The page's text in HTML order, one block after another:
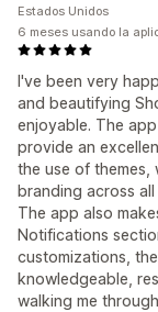
I've been very
and beautifying
enjoyable. The
provide an
the use of themes,
branding across
The app also
Notifications
customizations,
knowledgeable,
walking me
Estados Unidos
6 meses usando la